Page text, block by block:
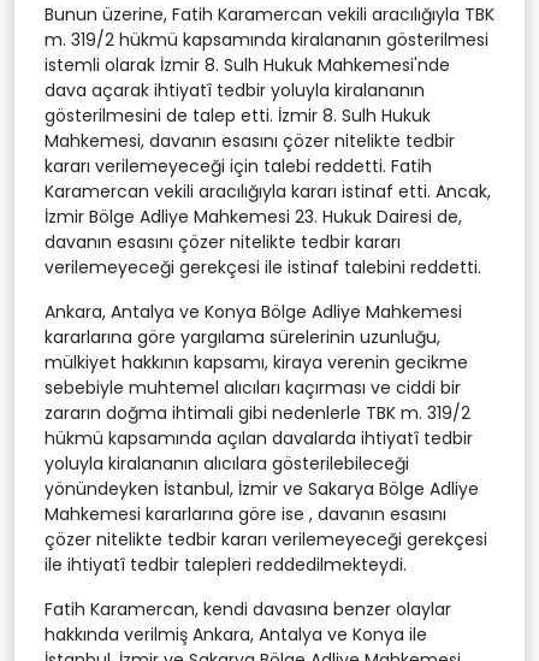
Bunun üzerine, Fatih Karamercan vekili aracılığıyla TBK
m. 319/2 hükmü kapsamında kiralananın gösterilmesi
istemli olarak İzmir 8. Sulh Hukuk Mahkemesi'nde
dava açarak ihtiyatî tedbir yoluyla kiralananın
gösterilmesini de talep etti. İzmir 8. Sulh Hukuk
Mahkemesi, davanın esasını çözer nitelikte tedbir
kararı verilemeyeceği için talebi reddetti. Fatih
Karamercan vekili aracılığıyla kararı istinaf etti. Ancak,
İzmir Bölge Adliye Mahkemesi 23. Hukuk Dairesi de,
davanın esasını çözer nitelikte tedbir kararı
verilemeyeceği gerekçesi ile istinaf talebini reddetti.
Ankara, Antalya ve Konya Bölge Adliye Mahkemesi
kararlarına göre yargılama sürelerinin uzunluğu,
mülkiyet hakkının kapsamı, kiraya verenin gecikme
sebebiyle muhtemel alıcıları kaçırması ve ciddi bir
zararın doğma ihtimali gibi nedenlerle TBK m. 319/2
hükmü kapsamında açılan davalarda ihtiyatî tedbir
yoluyla kiralananın alıcılara gösterilebileceği
yönündeyken İstanbul, İzmir ve Sakarya Bölge Adliye
Mahkemesi kararlarına göre ise , davanın esasını
çözer nitelikte tedbir kararı verilemeyeceği gerekçesi
ile ihtiyatî tedbir talepleri reddedilmekteydi.
Fatih Karamercan, kendi davasına benzer olaylar
hakkında verilmiş Ankara, Antalya ve Konya ile